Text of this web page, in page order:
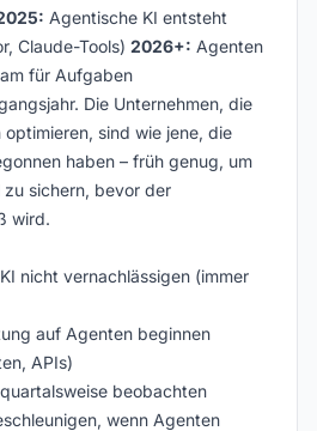
Agentische KI entsteht
Claude-Tools) 2026+: Agenten
für Aufgaben
Die Unternehmen, die
sind wie jene, die
haben – früh genug, um
zu sichern, bevor der
wird.
nicht vernachlässigen (immer
auf Agenten beginnen
APIs)
beobachten
wenn Agenten